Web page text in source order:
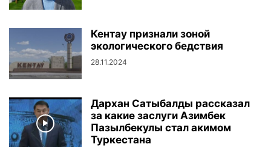
Кентау признали зоной
экологического бедствия
28.11.2024
Дархан Сатыбалды рассказал
за какие заслуги Азимбек
Пазылбекулы стал акимом
Туркестана